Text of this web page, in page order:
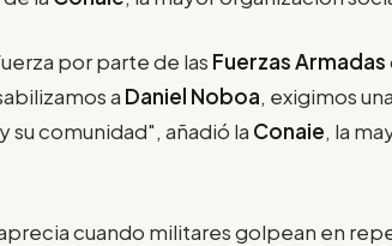
por parte de las Fuerzas Armadas
a Daniel Noboa, exigimos
y su comunidad", añadió la Conaie, la
cuando militares golpean en